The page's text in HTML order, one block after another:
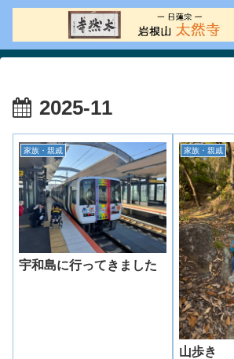
2025-11
家族・親戚
宇和島に行ってきました
家族・親戚
山歩き